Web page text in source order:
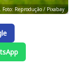
Reprodução / Pixabay